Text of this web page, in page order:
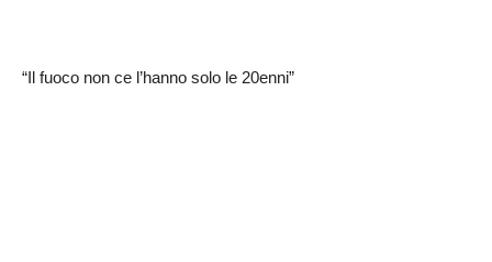
“Il fuoco non ce l’hanno solo le 20enni”